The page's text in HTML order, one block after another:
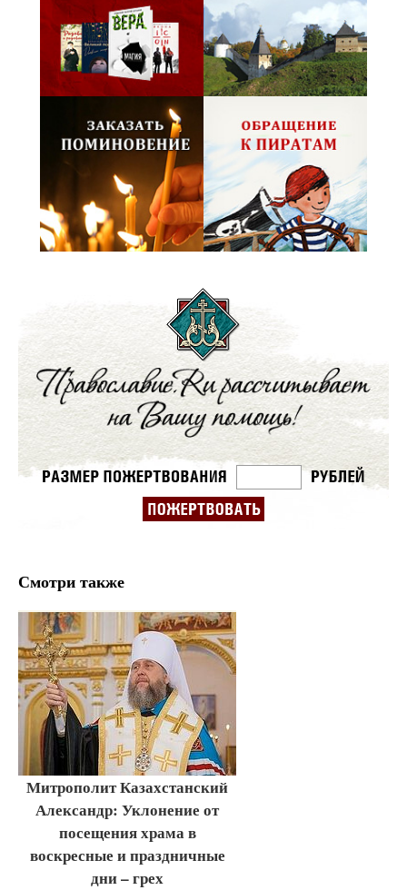
Смотри также
Митрополит Казахстанский
Александр: Уклонение от
посещения храма в
воскресные и праздничные
дни – грех